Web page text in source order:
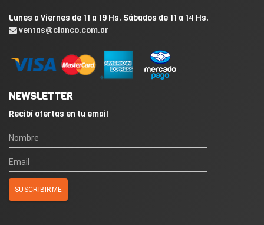
Lunes a Viernes de 11 a 19 Hs. Sábados de 11 a 14 Hs.
ventas@clanco.com.ar
NEWSLETTER
Recibí ofertas en tu email